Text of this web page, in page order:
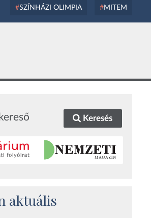
SZÍNHÁZI OLIMPIA MITEM
Keresés
aktuális